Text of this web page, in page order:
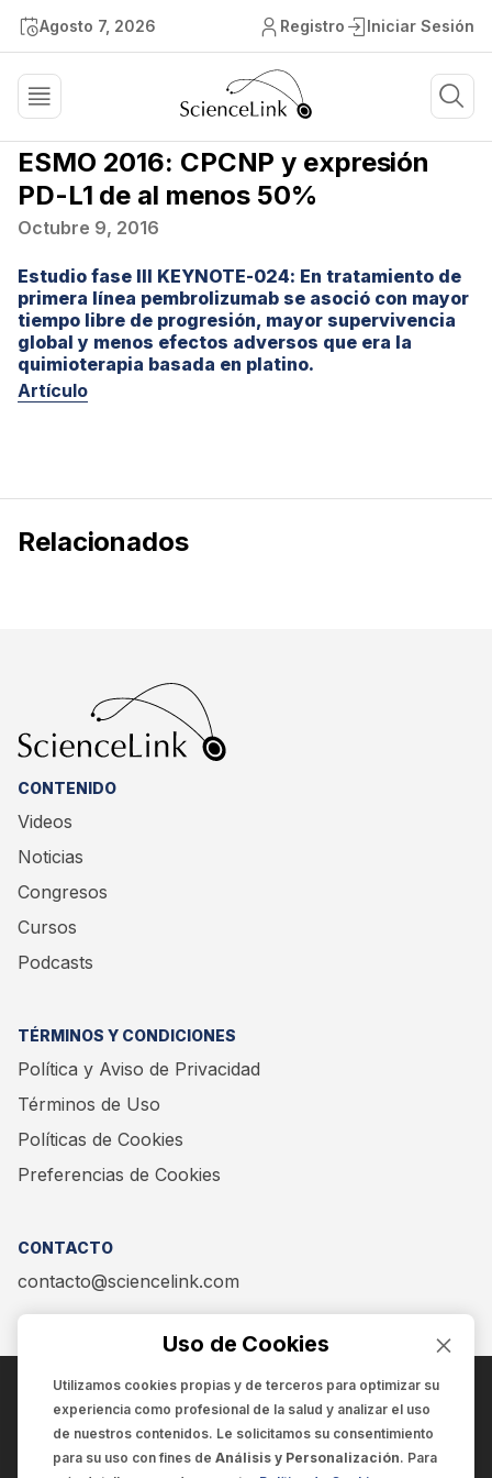
Agosto 7, 2026 Registro Iniciar Sesión
ESMO 2016: CPCNP y expresión
PD-L1 de al menos 50%
Octubre 9, 2016
Estudio fase III KEYNOTE-024: En tratamiento de
primera línea pembrolizumab se asoció con mayor
tiempo libre de progresión, mayor supervivencia
global y menos efectos adversos que era la
quimioterapia basada en platino.
Artículo
Relacionados
CONTENIDO
Videos
Noticias
Congresos
Cursos
Podcasts
TÉRMINOS Y CONDICIONES
Política y Aviso de Privacidad
Términos de Uso
Políticas de Cookies
Preferencias de Cookies
CONTACTO
contacto@sciencelink.com
ENCUÉNTRANOS EN:
Uso de Cookies
Utilizamos cookies propias y de terceros para optimizar su
experiencia como profesional de la salud y analizar el uso
de nuestros contenidos. Le solicitamos su consentimiento
para su uso con fines de Análisis y Personalización. Para